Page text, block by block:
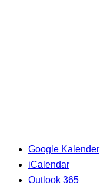
Google Kalender
iCalendar
Outlook 365